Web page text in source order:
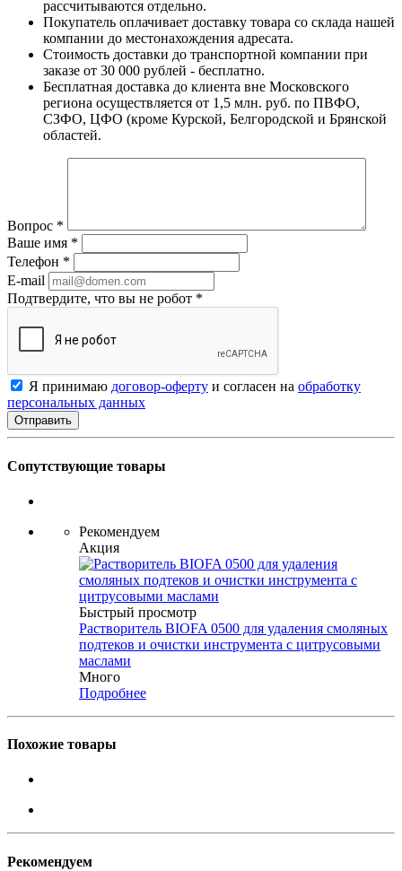
рассчитываются отдельно.
Покупатель оплачивает доставку товара со склада нашей
компании до местонахождения адресата.
Стоимость доставки до транспортной компании при
заказе от 30 000 рублей - бесплатно.
Бесплатная доставка до клиента вне Московского
региона осуществляется от 1,5 млн. руб. по ПВФО,
СЗФО, ЦФО (кроме Курской, Белгородской и Брянской
областей.
Вопрос *
Ваше имя *
Телефон *
E-mail
Подтвердите, что вы не робот *
Я принимаю договор-оферту и согласен на обработку
персональных данных
Сопутствующие товары
Рекомендуем
Акция
Быстрый просмотр
Растворитель BIOFA 0500 для удаления смоляных
подтеков и очистки инструмента с цитрусовыми
маслами
Много
Подробнее
Похожие товары
Рекомендуем